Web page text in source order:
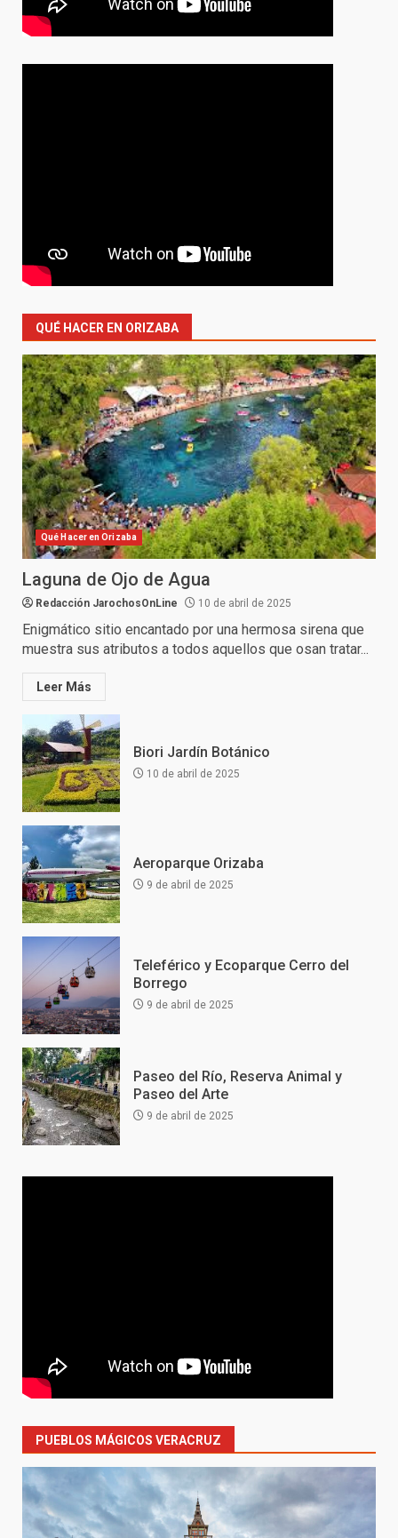
QUÉ HACER EN ORIZABA
Qué Hacer en Orizaba
Laguna de Ojo de Agua
Redacción JarochosOnLine 10 de abril de 2025
Enigmático sitio encantado por una hermosa sirena que
muestra sus atributos a todos aquellos que osan tratar...
Leer Más
Biori Jardín Botánico
10 de abril de 2025
Aeroparque Orizaba
9 de abril de 2025
Teleférico y Ecoparque Cerro del
Borrego
9 de abril de 2025
Paseo del Río, Reserva Animal y
Paseo del Arte
9 de abril de 2025
PUEBLOS MÁGICOS VERACRUZ